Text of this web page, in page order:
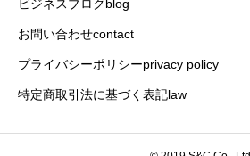
ビジネスブログblog
お問い合わせcontact
プライバシーポリシーprivacy policy
特定商取引法に基づく表記law